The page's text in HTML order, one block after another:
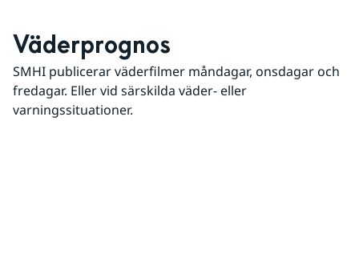
Väderprognos
SMHI publicerar väderfilmer måndagar, onsdagar och
fredagar. Eller vid särskilda väder- eller
varningssituationer.